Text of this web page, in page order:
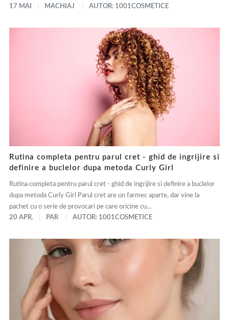
17 MAI
MACHIAJ AUTOR: 1001COSMETICE
Rutina completa pentru parul cret - ghid de ingrijire si
definire a buclelor dupa metoda Curly Girl
Rutina completa pentru parul cret - ghid de ingrijire si definire a buclelor
dupa metoda Curly Girl Parul cret are un farmec aparte, dar vine la
pachet cu o serie de provocari pe care oricine cu...
20 APR.
PAR AUTOR: 1001COSMETICE